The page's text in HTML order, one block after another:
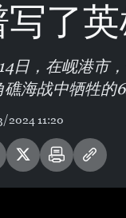
写了
日，在岘港市
礁海战中牺牲的
2024 11:20